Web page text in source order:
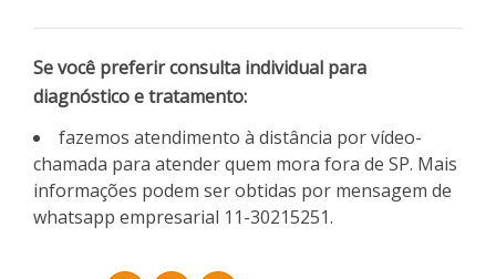
Se você preferir consulta individual para
diagnóstico e tratamento:
fazemos atendimento à distância por vídeo-
chamada para atender quem mora fora de SP. Mais
informações podem ser obtidas por mensagem de
whatsapp empresarial 11-30215251.